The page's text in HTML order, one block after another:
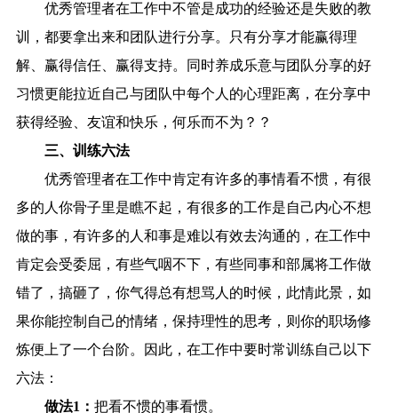
优秀管理者在工作中不管是成功的经验还是失败的教
训，都要拿出来和团队进行分享。只有分享才能赢得理
解、赢得信任、赢得支持。同时养成乐意与团队分享的好
习惯更能拉近自己与团队中每个人的心理距离，在分享中
获得经验、友谊和快乐，何乐而不为？？
三、训练六法
优秀管理者在工作中肯定有许多的事情看不惯，有很
多的人你骨子里是瞧不起，有很多的工作是自己内心不想
做的事，有许多的人和事是难以有效去沟通的，在工作中
肯定会受委屈，有些气咽不下，有些同事和部属将工作做
错了，搞砸了，你气得总有想骂人的时候，此情此景，如
果你能控制自己的情绪，保持理性的思考，则你的职场修
炼便上了一个台阶。因此，在工作中要时常训练自己以下
六法：
做法1： 把看不惯的事看惯。